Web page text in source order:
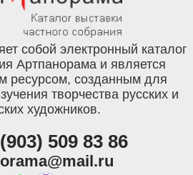
собой электронный каталог
Артпанорама и является
ресурсом, созданным для
творчества русских и
художников.
509 83 86